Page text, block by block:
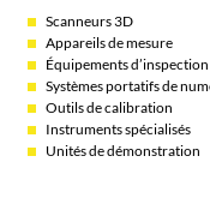
Scanneurs 3D
Appareils de mesure
Équipements d’inspection
Systèmes portatifs de
Outils de calibration
Instruments spécialisés
Unités de démonstration